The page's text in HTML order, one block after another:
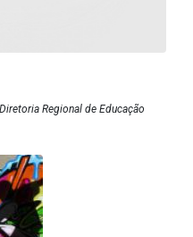
Regional de Educação